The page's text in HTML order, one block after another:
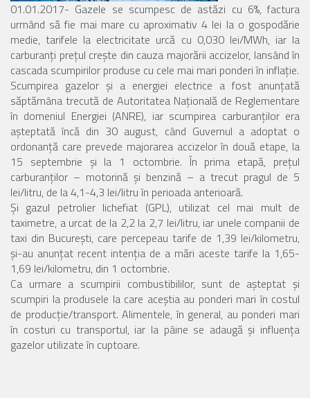
01.01.2017- Gazele se scumpesc de astăzi cu 6%, factura
urmând să fie mai mare cu aproximativ 4 lei la o gospodărie
medie, tarifele la electricitate urcă cu 0,030 lei/MWh, iar la
carburanţi preţul creşte din cauza majorării accizelor, lansând în
cascada scumpirilor produse cu cele mai mari ponderi în inflaţie.
Scumpirea gazelor şi a energiei electrice a fost anunţată
săptămâna trecută de Autoritatea Naţională de Reglementare
în domeniul Energiei (ANRE), iar scumpirea carburanţilor era
aşteptată încă din 30 august, când Guvernul a adoptat o
ordonanţă care prevede majorarea accizelor în două etape, la
15 septembrie şi la 1 octombrie. În prima etapă, preţul
carburanţilor – motorină şi benzină – a trecut pragul de 5
lei/litru, de la 4,1-4,3 lei/litru în perioada anterioară.
Şi gazul petrolier lichefiat (GPL), utilizat cel mai mult de
taximetre, a urcat de la 2,2 la 2,7 lei/litru, iar unele companii de
taxi din Bucureşti, care percepeau tarife de 1,39 lei/kilometru,
şi-au anunţat recent intenţia de a mări aceste tarife la 1,65-
1,69 lei/kilometru, din 1 octombrie.
Ca urmare a scumpirii combustibililor, sunt de aşteptat şi
scumpiri la produsele la care aceştia au ponderi mari în costul
de producţie/transport. Alimentele, în general, au ponderi mari
în costuri cu transportul, iar la pâine se adaugă şi influenţa
gazelor utilizate în cuptoare.